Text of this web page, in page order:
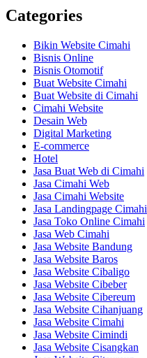
Categories
Bikin Website Cimahi
Bisnis Online
Bisnis Otomotif
Buat Website Cimahi
Buat Website di Cimahi
Cimahi Website
Desain Web
Digital Marketing
E-commerce
Hotel
Jasa Buat Web di Cimahi
Jasa Cimahi Web
Jasa Cimahi Website
Jasa Landingpage Cimahi
Jasa Toko Online Cimahi
Jasa Web Cimahi
Jasa Website Bandung
Jasa Website Baros
Jasa Website Cibaligo
Jasa Website Cibeber
Jasa Website Cibereum
Jasa Website Cihanjuang
Jasa Website Cimahi
Jasa Website Cimindi
Jasa Website Cisangkan